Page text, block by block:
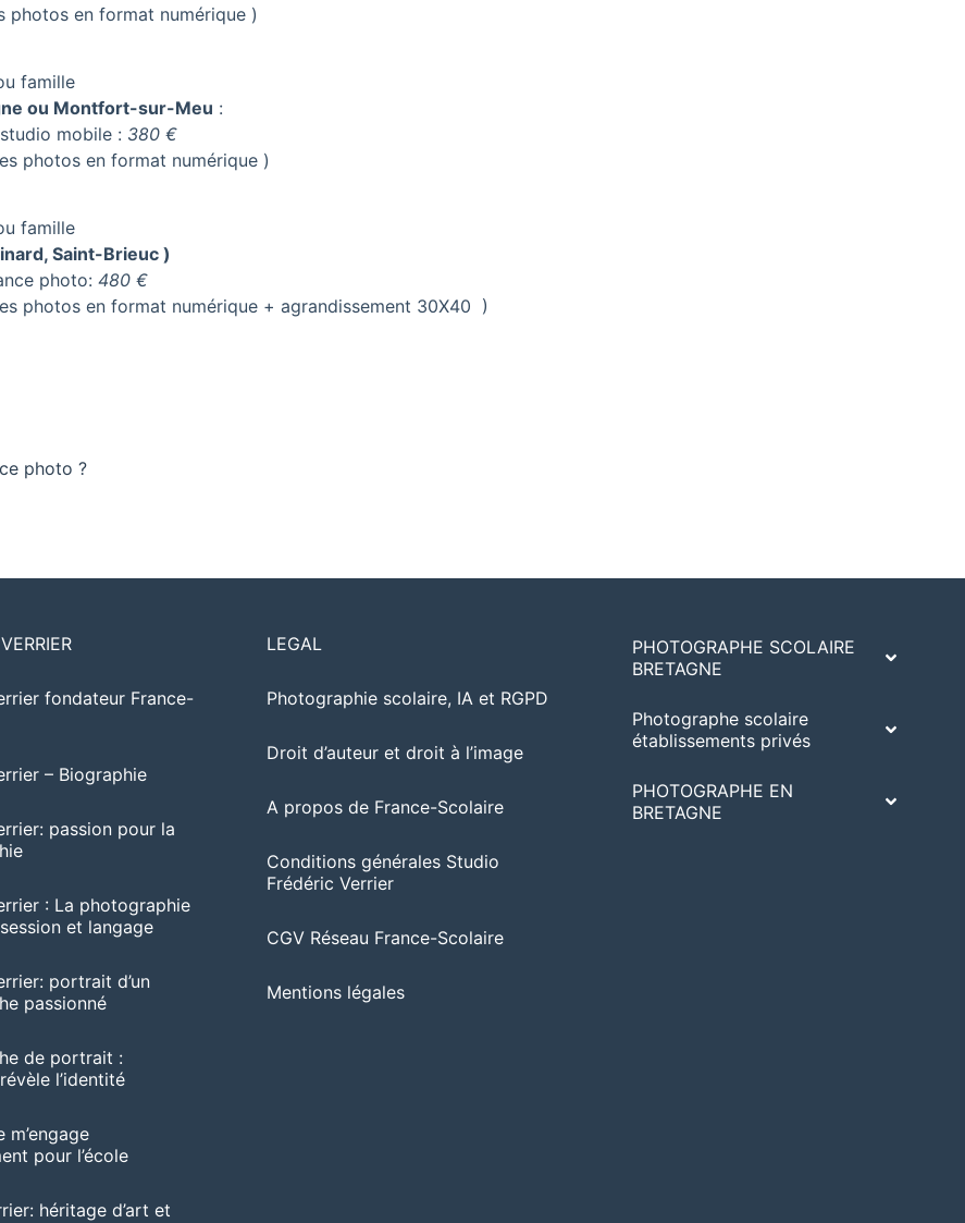
photos en format numérique )
famille
ou Montfort-sur-Meu :
mobile : 380 €
photos en format numérique )
famille
Saint-Brieuc )
photo: 480 €
photos en format numérique + agrandissement 30X40 )
photo ?
fondateur France-
– Biographie
passion pour la
: La photographie
et langage
portrait d’un
passionné
de portrait :
l’identité
m’engage
pour l’école
héritage d’art et
LEGAL
Photographie scolaire, IA et RGPD
Droit d’auteur et droit à l’image
A propos de France-Scolaire
Conditions générales Studio
Frédéric Verrier
CGV Réseau France-Scolaire
Mentions légales
PHOTOGRAPHE SCOLAIRE
BRETAGNE
Photographe scolaire
établissements privés
PHOTOGRAPHE EN
BRETAGNE